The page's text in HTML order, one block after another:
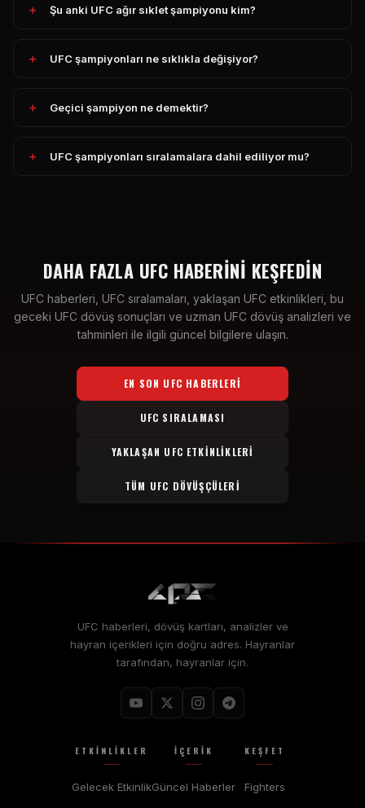
Şu anki UFC ağır sıklet şampiyonu kim?
UFC şampiyonları ne sıklıkla değişiyor?
Geçici şampiyon ne demektir?
UFC şampiyonları sıralamalara dahil ediliyor mu?
DAHA FAZLA UFC HABERINI KEŞFEDIN
UFC haberleri, UFC sıralamaları, yaklaşan UFC etkinlikleri, bu
geceki UFC dövüş sonuçları ve uzman UFC dövüş analizleri ve
tahminleri ile ilgili güncel bilgilere ulaşın.
EN SON UFC HABERLERI
UFC SIRALAMASI
YAKLAŞAN UFC ETKINLIKLERI
TÜM UFC DÖVÜŞÇÜLERI
UFC haberleri, dövüş kartları, analizler ve
hayran içerikleri için doğru adres. Hayranlar
tarafından, hayranlar için.
ETKINLIKLER
Gelecek Etkinlik
İÇERIK
Güncel Haberler
KEŞFET
Fighters